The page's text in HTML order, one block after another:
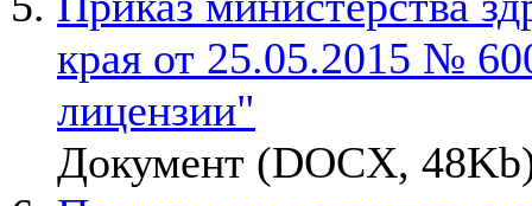
края от 25.05.2015 №
лицензии"
Документ (DOCX,